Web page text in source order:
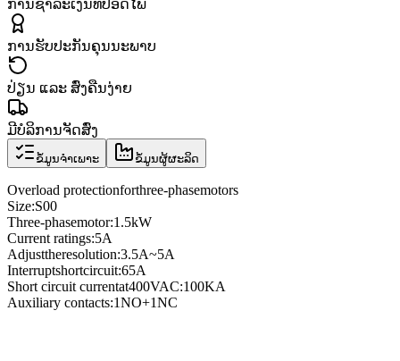
ການຊຳລະເງິນທີ່ປອດໄພ
ການຮັບປະກັນຄຸນນະພາບ
ປ່ຽນ ແລະ ສົ່ງຄືນງ່າຍ
ມີບໍລິການຈັດສົ່ງ
ຂໍ້ມູນຈຳເພາະ ຂໍ້ມູນຜູ້ຜະລິດ
Overload protectionforthree-phasemotors
Size:S00
Three-phasemotor:1.5kW
Current ratings:5A
Adjusttheresolution:3.5A~5A
Interruptshortcircuit:65A
Short circuit currentat400VAC:100KA
Auxiliary contacts:1NO+1NC